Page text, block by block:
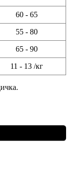
60 - 65
55 - 80
65 - 90
11 - 13 /кг